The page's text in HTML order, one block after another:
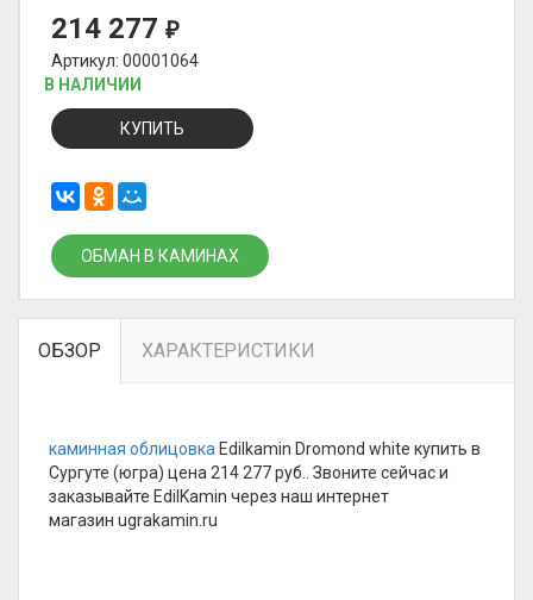
214 277 ₽
Артикул: 00001064
В НАЛИЧИИ
КУПИТЬ
ОБМАН В КАМИНАХ
ОБЗОР ХАРАКТЕРИСТИКИ
каминная облицовка Edilkamin Dromond white купить в
Сургуте (югра) цена 214 277 руб.. Звоните сейчас и
заказывайте EdilKamin через наш интернет
магазин ugrakamin.ru